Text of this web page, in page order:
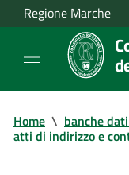
Regione Marche
Home \ banche
atti di indirizzo e